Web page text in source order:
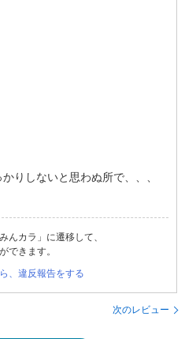
りしないと思わぬ所で、、、
んカラ」に遷移して、
できます。
、違反報告をする
次のレビュー